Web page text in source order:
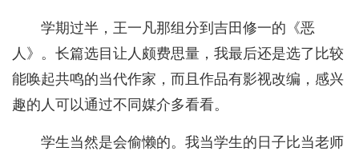
学期过半，王一凡那组分到吉田修一的《恶
人》。长篇选目让人颇费思量，我最后还是选了比较
能唤起共鸣的当代作家，而且作品有影视改编，感兴
趣的人可以通过不同媒介多看看。
学生当然是会偷懒的。我当学生的日子比当老师